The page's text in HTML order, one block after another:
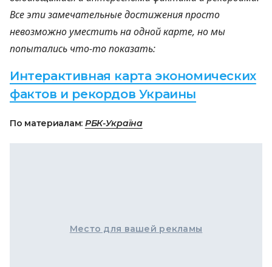
Все эти замечательные достижения просто
невозможно уместить на одной карте, но мы
попытались что-то показать:
Интерактивная карта экономических
фактов и рекордов Украины
По материалам: РБК-Україна
Место для вашей рекламы